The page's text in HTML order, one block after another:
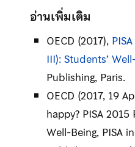
อ่านเพิ่มเติม
OECD (2017),
III): Students’
Publishing, Paris.
OECD (2017, 19
happy? PISA 2015
Well-Being, PISA